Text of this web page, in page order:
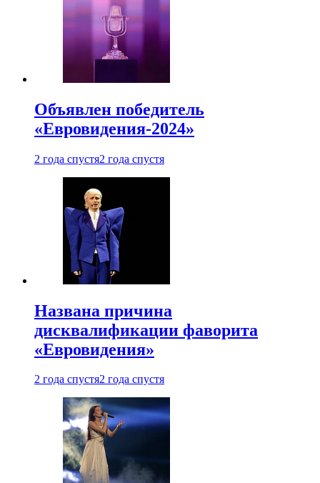
Объявлен победитель
«Евровидения-2024»
2 года спустя2 года спустя
Названа причина
дисквалификации фаворита
«Евровидения»
2 года спустя2 года спустя